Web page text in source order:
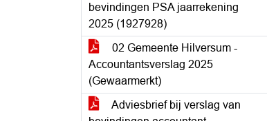
bevindingen PSA jaarrekening
2025 (1927928)
02 Gemeente Hilversum -
Accountantsverslag 2025
(Gewaarmerkt)
Adviesbrief bij verslag van